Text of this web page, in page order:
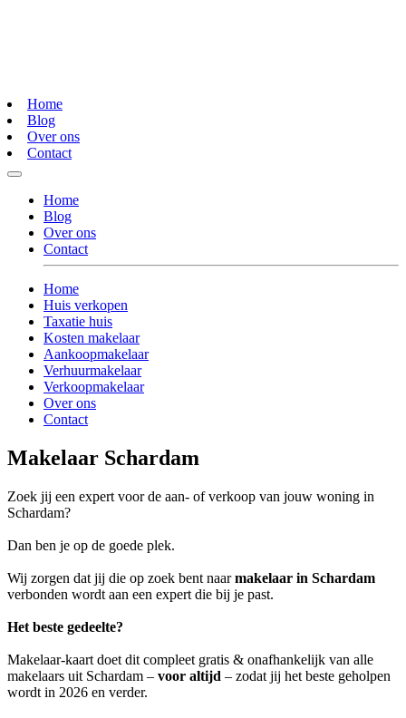
Home
Blog
Over ons
Contact
Home
Blog
Over ons
Contact
Home
Huis verkopen
Taxatie huis
Kosten makelaar
Aankoopmakelaar
Verhuurmakelaar
Verkoopmakelaar
Over ons
Contact
Makelaar Schardam
Zoek jij een expert voor de aan- of verkoop van jouw woning in
Schardam?
Dan ben je op de goede plek.
Wij zorgen dat jij die op zoek bent naarmakelaar in Schardam
verbonden wordt aan een expert die bij je past.
Het beste gedeelte?
Makelaar-kaart doet dit compleet gratis & onafhankelijk van alle
makelaars uit Schardam – voor altijd – zodat jij het beste geholpen
wordt in 2026 en verder.